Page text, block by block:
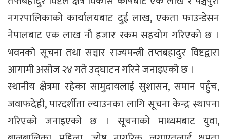
नगरपालिकाको कार्यालयबाट दुई लाख, एकता फाउन्डेसन
नेपालबाट एक लाख नौ हजार रकम सहयोग गरिएको छ ।
भवनको सूचना तथा सञ्चार राज्यमन्त्री तप्तबहादुर विष्टद्वारा
आगामी असोज २४ गते उद्घाटन गरिने जनाइएको छ ।
स्थानीय क्षेत्रमा रहेका सामुदायलाई सुशासन, समान पहुँच,
जवाफदेही, पारदर्शीता ल्याउनका लागि सूचना केन्द्र स्थापना
गरिएको जनाइएको छ । सूचनाको माध्यमबाट युवा,